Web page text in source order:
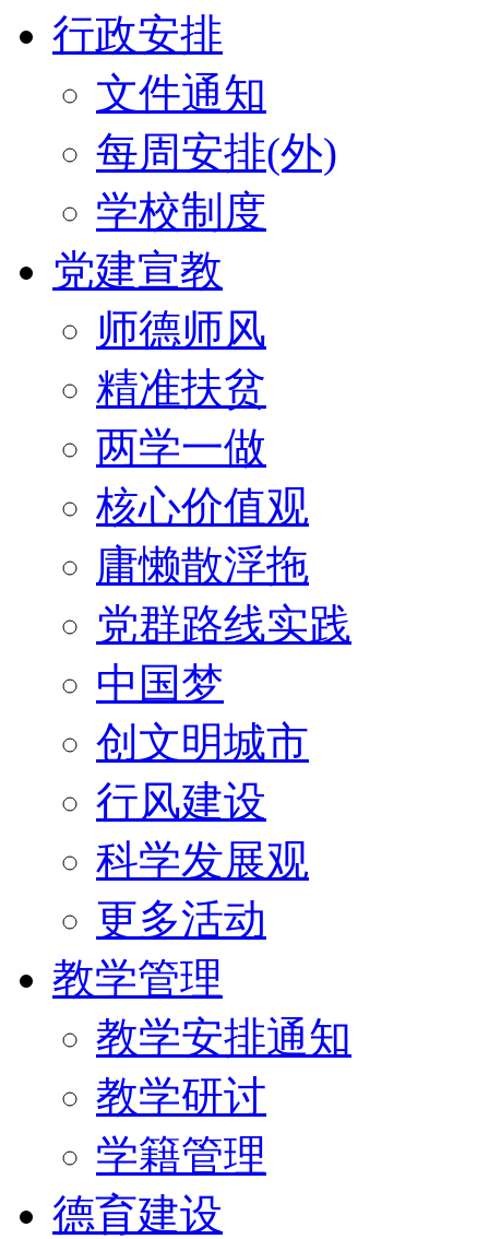
行政安排
文件通知
每周安排(外)
学校制度
党建宣教
师德师风
精准扶贫
两学一做
核心价值观
庸懒散浮拖
党群路线实践
中国梦
创文明城市
行风建设
科学发展观
更多活动
教学管理
教学安排通知
教学研讨
学籍管理
德育建设